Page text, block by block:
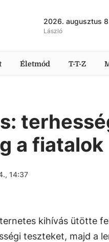
2026. augusztus
László
Életmód T-T-Z
a fiatalok
14:37
kihívás ütötte
teszteket, majd a